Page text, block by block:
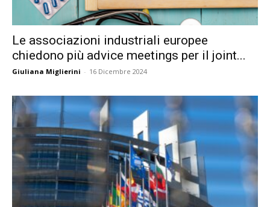
Le associazioni industriali europee
chiedono più advice meetings per il joint...
Giuliana Miglierini - 16 Dicembre 2024